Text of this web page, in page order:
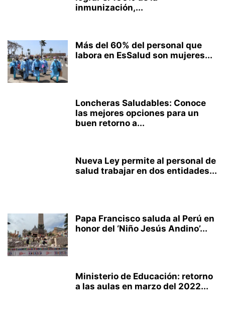
inmunización,...
Más del 60% del personal que
labora en EsSalud son mujeres...
Loncheras Saludables: Conoce
las mejores opciones para un
buen retorno a...
Nueva Ley permite al personal de
salud trabajar en dos entidades...
Papa Francisco saluda al Perú en
honor del ‘Niño Jesús Andino’...
Ministerio de Educación: retorno
a las aulas en marzo del 2022...